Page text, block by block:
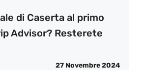
di Caserta al primo
Advisor? Resterete
27 Novembre 2024